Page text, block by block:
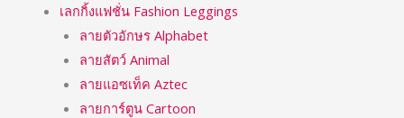
เลกกิ้งแฟชั่น Fashion Leggings
ลายตัวอักษร Alphabet
ลายสัตว์ Animal
ลายแอซเท็ค Aztec
ลายการ์ตูน Cartoon